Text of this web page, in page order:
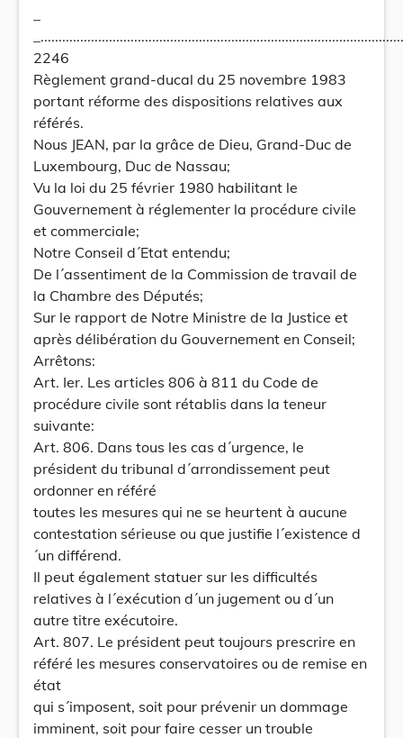
2246
Règlement grand-ducal du 25 novembre 1983
portant réforme des dispositions relatives aux
référés.
Nous JEAN, par la grâce de Dieu, Grand-Duc de
Luxembourg, Duc de Nassau;
Vu la loi du 25 février 1980 habilitant le
Gouvernement à réglementer la procédure civile
et commerciale;
Notre Conseil d´Etat entendu;
De l´assentiment de la Commission de travail de
la Chambre des Députés;
Sur le rapport de Notre Ministre de la Justice et
après délibération du Gouvernement en Conseil;
Arrêtons:
Art. Ier. Les articles 806 à 811 du Code de
procédure civile sont rétablis dans la teneur
suivante:
Art. 806. Dans tous les cas d´urgence, le
président du tribunal d´arrondissement peut
ordonner en référé
toutes les mesures qui ne se heurtent à aucune
contestation sérieuse ou que justifie l´existence d
´un différend.
Il peut également statuer sur les difficultés
relatives à l´exécution d´un jugement ou d´un
autre titre exécutoire.
Art. 807. Le président peut toujours prescrire en
référé les mesures conservatoires ou de remise en
état
qui s´imposent, soit pour prévenir un dommage
imminent, soit pour faire cesser un trouble